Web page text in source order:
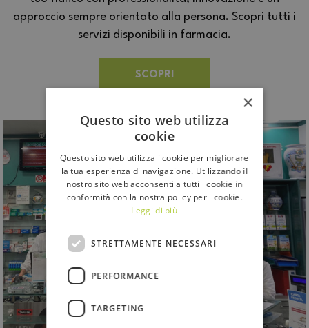
approccio sempre orientato alla persona. Scopri tutti i
servizi disponibili in farmacia.
SCOPRI
×
Questo sito web utilizza
cookie
Questo sito web utilizza i cookie per migliorare
la tua esperienza di navigazione. Utilizzando il
nostro sito web acconsenti a tutti i cookie in
conformità con la nostra policy per i cookie.
Leggi di più
STRETTAMENTE NECESSARI
PERFORMANCE
TARGETING